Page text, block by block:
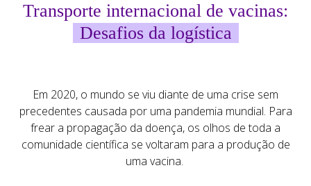
Transporte internacional de vacinas:
Desafios da logística
Em 2020, o mundo se viu diante de uma crise sem
precedentes causada por uma pandemia mundial. Para
frear a propagação da doença, os olhos de toda a
comunidade científica se voltaram para a produção de
uma vacina.